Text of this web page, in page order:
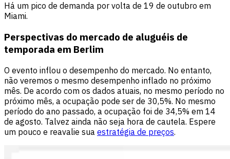
Há um pico de demanda por volta de 19 de outubro em
Miami.
Perspectivas do mercado de aluguéis de
temporada em Berlim
O evento inflou o desempenho do mercado. No entanto,
não veremos o mesmo desempenho inflado no próximo
mês. De acordo com os dados atuais, no mesmo período no
próximo mês, a ocupação pode ser de 30,5%. No mesmo
período do ano passado, a ocupação foi de 34,5% em 14
de agosto. Talvez ainda não seja hora de cautela. Espere
um pouco e reavalie sua estratégia de preços.